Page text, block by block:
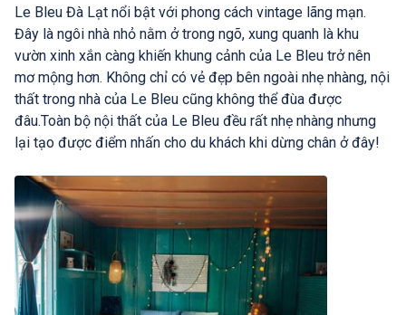
Le Bleu Đà Lạt nổi bật với phong cách vintage lãng mạn.
Đây là ngôi nhà nhỏ nằm ở trong ngõ, xung quanh là khu
vườn xinh xắn càng khiến khung cảnh của Le Bleu trở nên
mơ mộng hơn. Không chỉ có vẻ đẹp bên ngoài nhẹ nhàng, nội
thất trong nhà của Le Bleu cũng không thể đùa được
đâu.Toàn bộ nội thất của Le Bleu đều rất nhẹ nhàng nhưng
lại tạo được điểm nhấn cho du khách khi dừng chân ở đây!